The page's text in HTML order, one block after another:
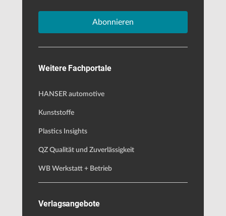
Abonnieren
Weitere Fachportale
HANSER automotive
Kunststoffe
Plastics Insights
QZ Qualität und Zuverlässigkeit
WB Werkstatt + Betrieb
Verlagsangebote